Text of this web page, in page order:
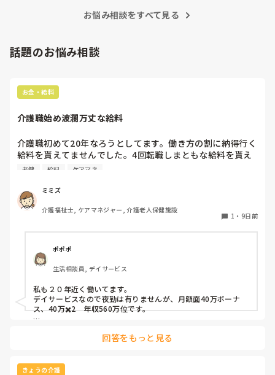
治体や他職種にも拡大して、介護職に取っても働きやすい職場
お悩み相談をすべて見る
話題のお悩み相談
お金・給料
介護職始め波瀾万丈な給料
介護職初めて20年なろうとしてます。働き方の割に納得行く
給料を貰えてませんでした。4回転職しまともな給料を貰え
るようになりました。
介福の資格とり新卒なのにわかるの前提でかなりのパワハラ
職場で1年で退職。年収210万でした。
②特養
いい方。1年しないで退職したので推定年収150万
ケアマネ兼務で18年近く頑張りましたが業績悪化で給料50
万近くダウンし退職。最後年収400万でした。18年間サービ
ス残業
④老健
ケアマネ業務なしで前の職場とやる事はそこまで変わりませ
んが、年収530万になりました。
老健 給料 ケアマネ
ミミズ
介護福祉士, ケアマネジャー, 介護老人保健施設
1 ・ 9日前
ポポポ
生活相談員, デイサービス
私も２０年近く働いてます。
デイサービスなので夜勤は有りませんが、月額面40万ボーナ
ス、40万✖️2　年収560万位です。
回答をもっと見る
きょうの介護